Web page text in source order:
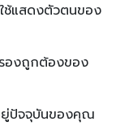
ช้แสดงตัวตนของ
องถูกต้องของ
ยู่ปัจจุบันของคุณ